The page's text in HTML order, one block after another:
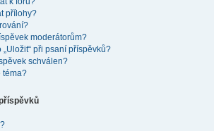
přílohy?
moderátorům?
„Uložit“ při psaní příspěvků?
schválen?
téma?